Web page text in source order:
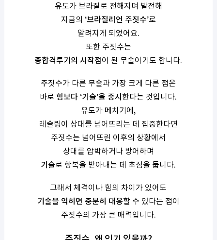
유도가 브라질로 전해지며 발전해
지금의 ‘브라질리언 주짓수’로
알려지게 되었어요.
또한 주짓수는
종합격투기의 시작점이 된 무술이기도 합니다.
주짓수가 다른 무술과 가장 크게 다른 점은
바로 힘보다 ‘기술’을 중시 한다는 것입니다.
유도가 메치기에,
레슬링이 상대를 넘어뜨리는 데 집중한다면
주짓수는 넘어뜨린 이후의 상황에서
상대를 압박하거나 방어하며
기술로 항복을 받아내는 데 초점을 둡니다.
그래서 체격이나 힘의 차이가 있어도
기술을 익히면 충분히 대응할 수 있다는 점이
주짓수의 가장 큰 매력입니다.